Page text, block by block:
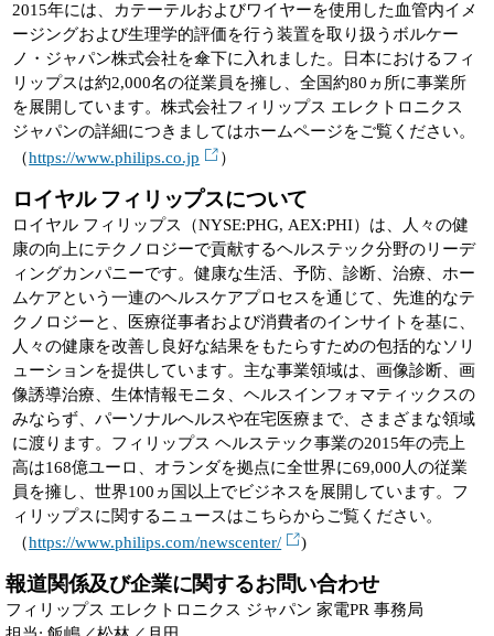
2015年には、カテーテルおよびワイヤーを使用した血管内イメ
ージングおよび生理学的評価を行う装置を取り扱うボルケー
ノ・ジャパン株式会社を傘下に入れました。日本におけるフィ
リップスは約2,000名の従業員を擁し、全国約80ヵ所に事業所
を展開しています。株式会社フィリップス エレクトロニクス
ジャパンの詳細につきましてはホームページをご覧ください。
（https://www.philips.co.jp ）
ロイヤル フィリップスについて
ロイヤル フィリップス（NYSE:PHG, AEX:PHI）は、人々の健
康の向上にテクノロジーで貢献するヘルステック分野のリーデ
ィングカンパニーです。健康な生活、予防、診断、治療、ホー
ムケアという一連のヘルスケアプロセスを通じて、先進的なテ
クノロジーと、医療従事者および消費者のインサイトを基に、
人々の健康を改善し良好な結果をもたらすための包括的なソリ
ューションを提供しています。主な事業領域は、画像診断、画
像誘導治療、生体情報モニタ、ヘルスインフォマティックスの
みならず、パーソナルヘルスや在宅医療まで、さまざまな領域
に渡ります。フィリップス ヘルステック事業の2015年の売上
高は168億ユーロ、オランダを拠点に全世界に69,000人の従業
員を擁し、世界100ヵ国以上でビジネスを展開しています。フ
ィリップスに関するニュースはこちらからご覧ください。
（https://www.philips.com/newscenter/ )
報道関係及び企業に関するお問い合わせ
フィリップス エレクトロニクス ジャパン 家電PR 事務局